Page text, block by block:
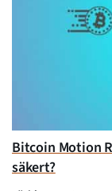
Bitcoin Motion
säkert?